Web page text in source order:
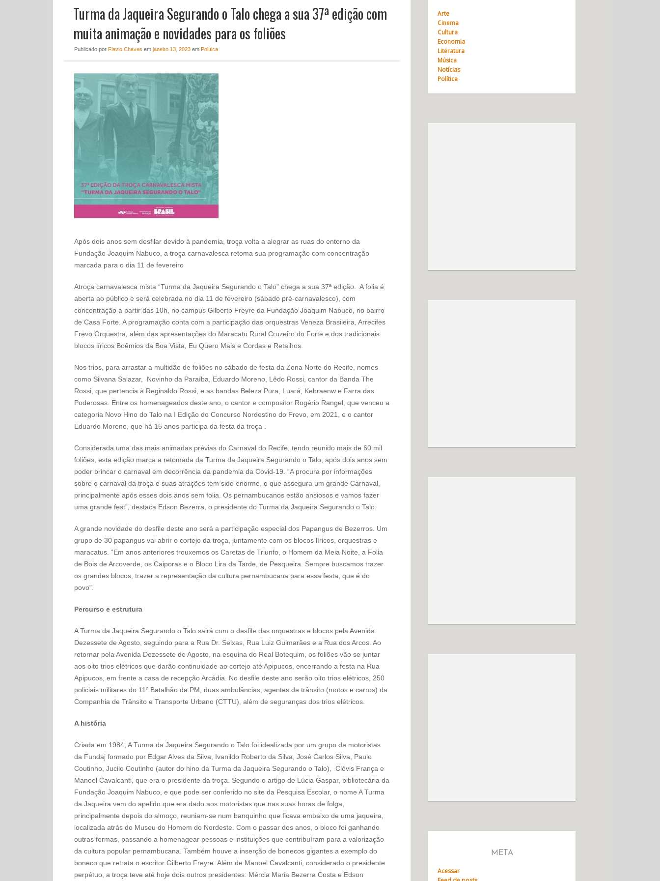
Turma da Jaqueira Segurando o Talo chega a sua 37ª edição com
muita animação e novidades para os foliões
Publicado por Flavio Chaves em janeiro 13, 2023em Política
Após dois anos sem desfilar devido à pandemia, troça volta a alegrar as ruas do entorno da
Fundação Joaquim Nabuco, a troça carnavalesca retoma sua programação com concentração
marcada para o dia 11 de fevereiro
Atroça carnavalesca mista “Turma da Jaqueira Segurando o Talo” chega a sua 37ª edição. A folia é
aberta ao público e será celebrada no dia 11 de fevereiro (sábado pré-carnavalesco), com
concentração a partir das 10h, no campus Gilberto Freyre da Fundação Joaquim Nabuco, no bairro
de Casa Forte. A programação conta com a participação das orquestras Veneza Brasileira, Arrecifes
Frevo Orquestra, além das apresentações do Maracatu Rural Cruzeiro do Forte e dos tradicionais
blocos líricos Boêmios da Boa Vista, Eu Quero Mais e Cordas e Retalhos.
Nos trios, para arrastar a multidão de foliões no sábado de festa da Zona Norte do Recife, nomes
como Silvana Salazar, Novinho da Paraíba, Eduardo Moreno, Lêdo Rossi, cantor da Banda The
Rossi, que pertencia à Reginaldo Rossi, e as bandas Beleza Pura, Luará, Kebraenw e Farra das
Poderosas. Entre os homenageados deste ano, o cantor e compositor Rogério Rangel, que venceu a
categoria Novo Hino do Talo na I Edição do Concurso Nordestino do Frevo, em 2021, e o cantor
Eduardo Moreno, que há 15 anos participa da festa da troça .
Considerada uma das mais animadas prévias do Carnaval do Recife, tendo reunido mais de 60 mil
foliões, esta edição marca a retomada da Turma da Jaqueira Segurando o Talo, após dois anos sem
poder brincar o carnaval em decorrência da pandemia da Covid-19. “A procura por informações
sobre o carnaval da troça e suas atrações tem sido enorme, o que assegura um grande Carnaval,
principalmente após esses dois anos sem folia. Os pernambucanos estão ansiosos e vamos fazer
uma grande fest”, destaca Edson Bezerra, o presidente do Turma da Jaqueira Segurando o Talo.
A grande novidade do desfile deste ano será a participação especial dos Papangus de Bezerros. Um
grupo de 30 papangus vai abrir o cortejo da troça, juntamente com os blocos líricos, orquestras e
maracatus. “Em anos anteriores trouxemos os Caretas de Triunfo, o Homem da Meia Noite, a Folia
de Bois de Arcoverde, os Caiporas e o Bloco Lira da Tarde, de Pesqueira. Sempre buscamos trazer
os grandes blocos, trazer a representação da cultura pernambucana para essa festa, que é do
povo”.
Percurso e estrutura
A Turma da Jaqueira Segurando o Talo sairá com o desfile das orquestras e blocos pela Avenida
Dezessete de Agosto, seguindo para a Rua Dr. Seixas, Rua Luiz Guimarães e a Rua dos Arcos. Ao
retornar pela Avenida Dezessete de Agosto, na esquina do Real Botequim, os foliões vão se juntar
aos oito trios elétricos que darão continuidade ao cortejo até Apipucos, encerrando a festa na Rua
Apipucos, em frente a casa de recepção Arcádia. No desfile deste ano serão oito trios elétricos, 250
policiais militares do 11º Batalhão da PM, duas ambulâncias, agentes de trânsito (motos e carros) da
Companhia de Trânsito e Transporte Urbano (CTTU), além de seguranças dos trios elétricos.
A história
Criada em 1984, A Turma da Jaqueira Segurando o Talo foi idealizada por um grupo de motoristas
da Fundaj formado por Edgar Alves da Silva, Ivanildo Roberto da Silva, José Carlos Silva, Paulo
Coutinho, Jucilo Coutinho (autor do hino da Turma da Jaqueira Segurando o Talo), Clóvis França e
Manoel Cavalcanti, que era o presidente da troça. Segundo o artigo de Lúcia Gaspar, bibliotecária da
Fundação Joaquim Nabuco, e que pode ser conferido no site da Pesquisa Escolar, o nome A Turma
da Jaqueira vem do apelido que era dado aos motoristas que nas suas horas de folga,
principalmente depois do almoço, reuniam-se num banquinho que ficava embaixo de uma jaqueira,
localizada atrás do Museu do Homem do Nordeste. Com o passar dos anos, o bloco foi ganhando
outras formas, passando a homenagear pessoas e instituições que contribuíram para a valorização
da cultura popular pernambucana. Também houve a inserção de bonecos gigantes a exemplo do
boneco que retrata o escritor Gilberto Freyre. Além de Manoel Cavalcanti, considerado o presidente
perpétuo, a troça teve até hoje dois outros presidentes: Mércia Maria Bezerra Costa e Edson
Arte
Cinema
Cultura
Economia
Literatura
Música
Notícias
Política
META
Acessar